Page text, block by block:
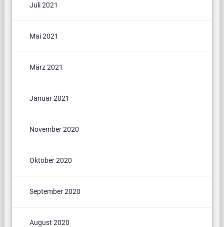
Juli 2021
Mai 2021
März 2021
Januar 2021
November 2020
Oktober 2020
September 2020
August 2020